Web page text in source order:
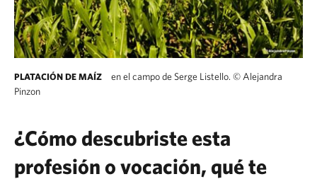
PLATACIÓN DE MAÍZ en el campo de Serge Listello. © Alejandra
Pinzon
¿Cómo descubriste esta
profesión o vocación, qué te